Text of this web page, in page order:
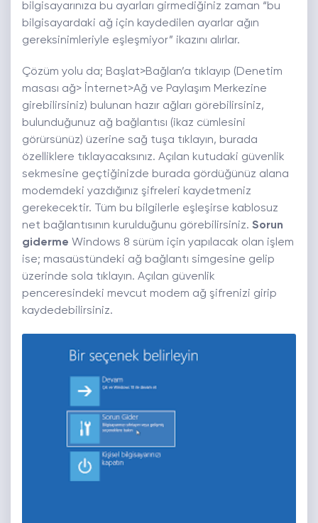
bilgisayarınıza bu ayarları girmediğiniz zaman “bu
bilgisayardaki ağ için kaydedilen ayarlar ağın
gereksinimleriyle eşleşmiyor” ikazını alırlar.
Çözüm yolu da; Başlat>Bağlan’a tıklayıp (Denetim
masası ağ> İnternet>Ağ ve Paylaşım Merkezine
girebilirsiniz) bulunan hazır ağları görebilirsiniz,
bulunduğunuz ağ bağlantısı (ikaz cümlesini
görürsünüz) üzerine sağ tuşa tıklayın, burada
özelliklere tıklayacaksınız. Açılan kutudaki güvenlik
sekmesine geçtiğinizde burada gördüğünüz alana
modemdeki yazdığınız şifreleri kaydetmeniz
gerekecektir. Tüm bu bilgilerle eşleşirse kablosuz
net bağlantısının kurulduğunu görebilirsiniz. Sorun
giderme Windows 8 sürüm için yapılacak olan işlem
ise; masaüstündeki ağ bağlantı simgesine gelip
üzerinde sola tıklayın. Açılan güvenlik
penceresindeki mevcut modem ağ şifrenizi girip
kaydedebilirsiniz.